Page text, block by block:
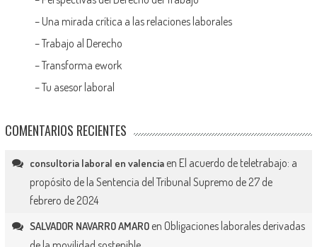
– Una mirada crítica a las relaciones laborales
–Trabajo al Derecho
–Transforma ework
–Tu asesor laboral
COMENTARIOS RECIENTES
consultoria laboral en valenciaen El acuerdo de teletrabajo: a
propósito de la Sentencia del Tribunal Supremo de 27 de
febrero de 2024
SALVADOR NAVARRO AMAROen Obligaciones laborales derivadas